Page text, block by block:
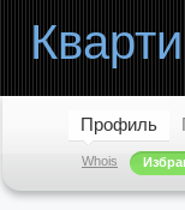
Профиль
Whois